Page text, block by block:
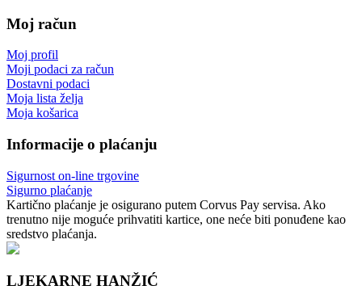
Moj račun
Moj profil
Moji podaci za račun
Dostavni podaci
Moja lista želja
Moja košarica
Informacije o plaćanju
Sigurnost on-line trgovine
Sigurno plaćanje
Kartično plaćanje je osigurano putem Corvus Pay servisa. Ako
trenutno nije moguće prihvatiti kartice, one neće biti ponuđene kao
sredstvo plaćanja.
LJEKARNE HANŽIĆ